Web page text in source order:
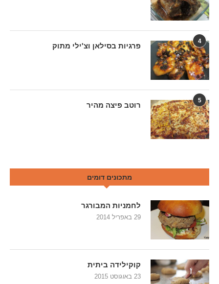
4
פרגיות בסילאן וצ'ילי מתוק
5
רוטב פיצה מהיר
מתכונים דומים
לחמניות המבורגר
29 באפריל 2014
קוקילידה ביתית
23 באוגוסט 2015